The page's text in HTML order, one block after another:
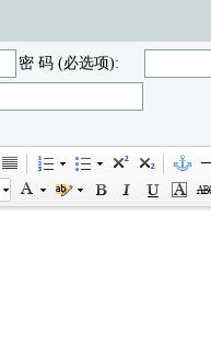
密 码 (必选项):